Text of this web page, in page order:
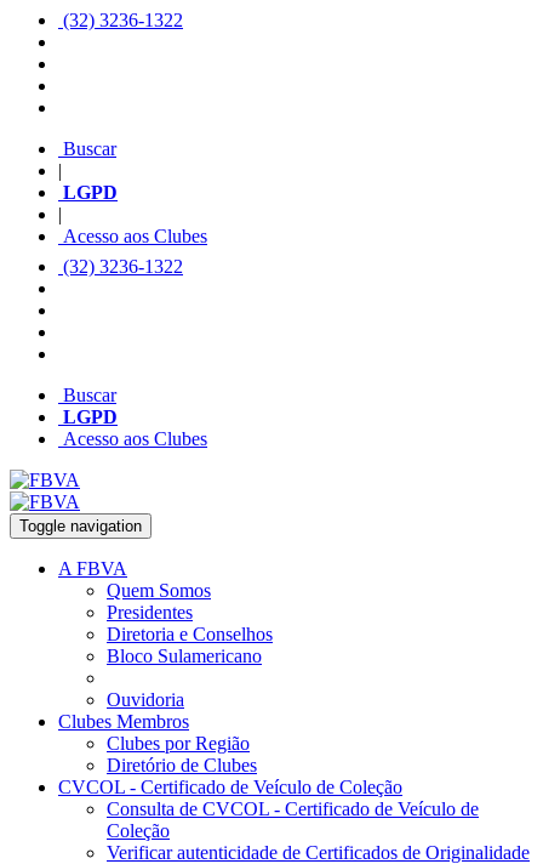
(32) 3236-1322
Buscar
|
LGPD
|
Acesso aos Clubes
(32) 3236-1322
Buscar
LGPD
Acesso aos Clubes
Toggle navigation
A FBVA
Quem Somos
Presidentes
Diretoria e Conselhos
Bloco Sulamericano
Ouvidoria
Clubes Membros
Clubes por Região
Diretório de Clubes
CVCOL - Certificado de Veículo de Coleção
Consulta de CVCOL - Certificado de Veículo de
Coleção
Verificar autenticidade de Certificados de Originalidade